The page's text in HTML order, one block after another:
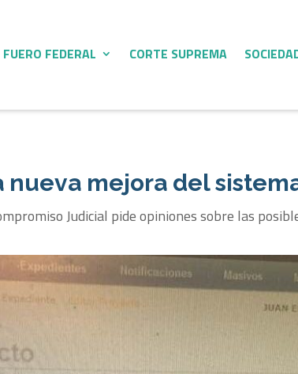
FUERO FEDERAL CORTE SUPREMA
nueva mejora del
Judicial pide opiniones sobre las